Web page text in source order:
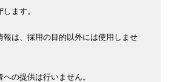
ます。
報は、採用の目的以外には使用しませ
の提供は行いません。